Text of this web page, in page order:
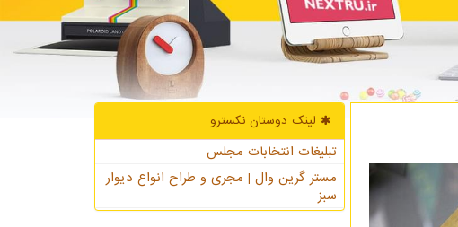
لینک دوستان نكسترو
تبلیغات انتخابات مجلس
مستر گرین وال | مجری و طراح انواع دیوار
سبز